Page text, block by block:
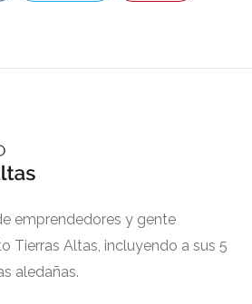
emprendedores y gente
Tierras Altas, incluyendo a sus 5
aledañas.